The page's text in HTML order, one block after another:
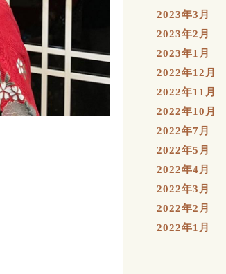
2023年3月
2023年2月
2023年1月
2022年12月
2022年11月
2022年10月
2022年7月
2022年5月
2022年4月
2022年3月
2022年2月
2022年1月